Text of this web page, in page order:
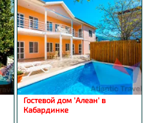
Гостевой дом 'Алеан' в
Кабардинке